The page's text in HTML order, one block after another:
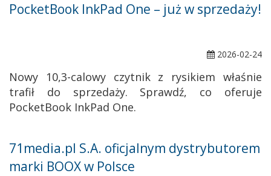
PocketBook InkPad One – już w sprzedaży!
2026-02-24
Nowy 10,3-calowy czytnik z rysikiem właśnie
trafił do sprzedaży. Sprawdź, co oferuje
PocketBook InkPad One.
71media.pl S.A. oficjalnym dystrybutorem
marki BOOX w Polsce